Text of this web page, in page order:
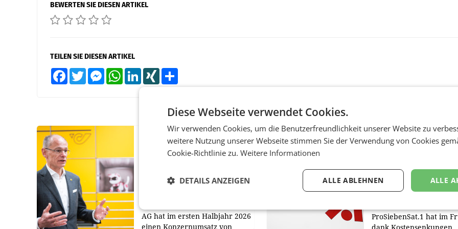
BEWERTEN SIE DIESEN ARTIKEL
TEILEN SIE DIESEN ARTIKEL
FacebookTwitter MessengerWhatsAppLinkedInXING
Österreichische Post:
Halbjahr trotz schwachem
Briefgeschäft
AG hat im ersten Halbjahr 2026
einen Konzernumsatz von
MARKETING & MEDIA
Gewinn
UNTERFÖHRING/
ProSiebenSat.1 hat im
Diese Webseite verwendet Cookies.
Wir verwenden Cookies, um die Benutzerfreundlichkeit unserer Website zu
weitere Nutzung unserer Webseite stimmen Sie der Verwendung von Cookies
Cookie-Richtlinie zu. Weitere Informationen
ALLE
ALLE ABLEHNEN
DETAILS ANZEIGEN